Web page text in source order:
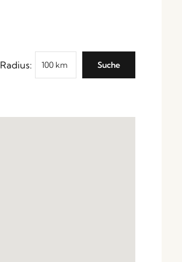
Radius: